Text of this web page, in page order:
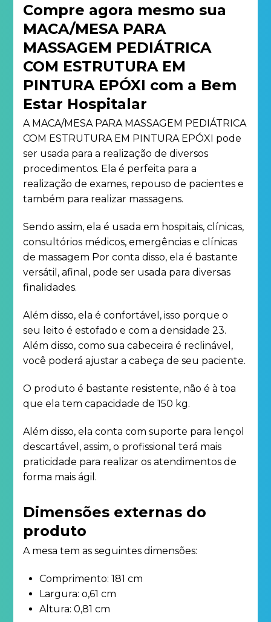
Compre agora mesmo sua
MACA/MESA PARA
MASSAGEM PEDIÁTRICA
COM ESTRUTURA EM
PINTURA EPÓXI com a Bem
Estar Hospitalar
A MACA/MESA PARA MASSAGEM PEDIÁTRICA
COM ESTRUTURA EM PINTURA EPÓXI pode
ser usada para a realização de diversos
procedimentos. Ela é perfeita para a
realização de exames, repouso de pacientes e
também para realizar massagens.
Sendo assim, ela é usada em hospitais, clínicas,
consultórios médicos, emergências e clínicas
de massagem Por conta disso, ela é bastante
versátil, afinal, pode ser usada para diversas
finalidades.
Além disso, ela é confortável, isso porque o
seu leito é estofado e com a densidade 23.
Além disso, como sua cabeceira é reclinável,
você poderá ajustar a cabeça de seu paciente.
O produto é bastante resistente, não é à toa
que ela tem capacidade de 150 kg.
Além disso, ela conta com suporte para lençol
descartável, assim, o profissional terá mais
praticidade para realizar os atendimentos de
forma mais ágil.
Dimensões externas do
produto
A mesa tem as seguintes dimensões:
Comprimento: 181 cm
Largura: o,61 cm
Altura: 0,81 cm